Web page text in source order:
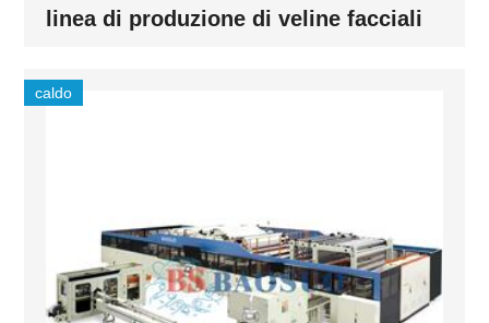
linea di produzione di veline facciali
caldo